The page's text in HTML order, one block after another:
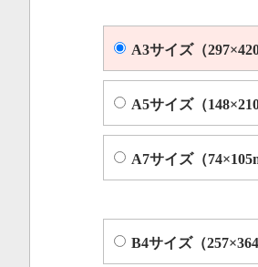
A3サイズ（
A5サイズ（
A7サイズ（
B4サイズ（